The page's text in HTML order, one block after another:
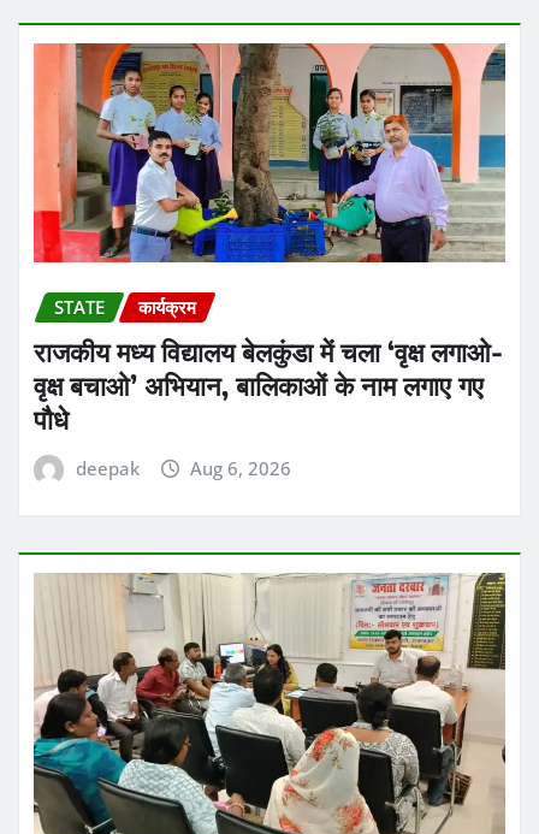
STATE कार्यक्रम
राजकीय मध्य विद्यालय बेलकुंडा में चला ‘वृक्ष लगाओ-
वृक्ष बचाओ’ अभियान, बालिकाओं के नाम लगाए गए
पौधे
deepak Aug 6, 2026